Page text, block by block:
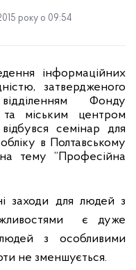
року о 09:54
інформаційних
затвердженого
Фонду
та
міським
центром
семінар для
в Полтавському
на тему ”Професійна
заходи для людей з
є дуже
з особливими
не зменшується.